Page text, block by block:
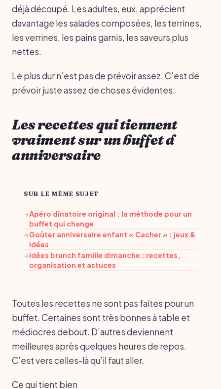
déjà découpé. Les adultes, eux, apprécient
davantage les salades composées, les terrines,
les verrines, les pains garnis, les saveurs plus
nettes.
Le plus dur n’est pas de prévoir assez. C’est de
prévoir juste assez de choses évidentes.
Les recettes qui tiennent
vraiment sur un buffet d
anniversaire
SUR LE MÊME SUJET
→Apéro dînatoire original : la méthode pour un
buffet qui change
→Goûter anniversaire enfant « Cacher » : jeux &
idées
→Idées brunch famille dimanche : recettes,
organisation et astuces
Toutes les recettes ne sont pas faites pour un
buffet. Certaines sont très bonnes à table et
médiocres debout. D’autres deviennent
meilleures après quelques heures de repos.
C’est vers celles-là qu’il faut aller.
Ce qui tient bien